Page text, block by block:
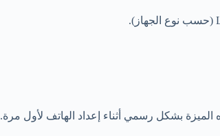
بشكل رسمي أثناء إعداد الهاتف لأول مرة.